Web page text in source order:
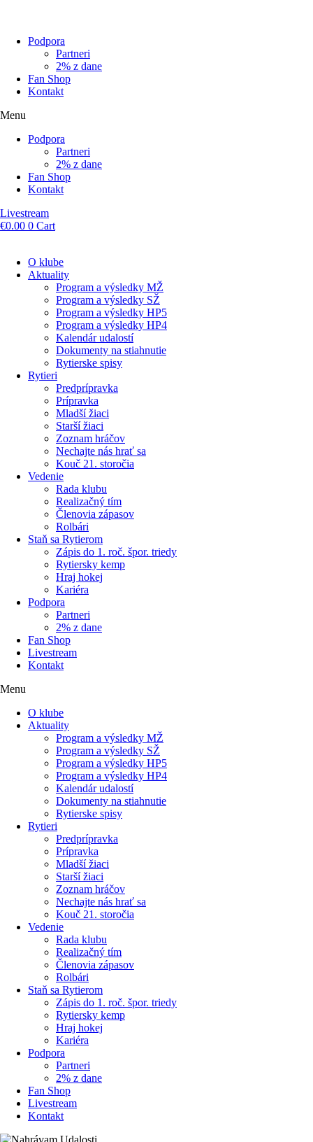
Podpora
Partneri
2% z dane
Fan Shop
Kontakt
Menu
Podpora
Partneri
2% z dane
Fan Shop
Kontakt
Livestream
€0.00 0 Cart
O klube
Aktuality
Program a výsledky MŽ
Program a výsledky SŽ
Program a výsledky HP5
Program a výsledky HP4
Kalendár udalostí
Dokumenty na stiahnutie
Rytierske spisy
Rytieri
Predprípravka
Prípravka
Mladší žiaci
Starší žiaci
Zoznam hráčov
Nechajte nás hrať sa
Kouč 21. storočia
Vedenie
Rada klubu
Realizačný tím
Členovia zápasov
Rolbári
Staň sa Rytierom
Zápis do 1. roč. špor. triedy
Rytiersky kemp
Hraj hokej
Kariéra
Podpora
Partneri
2% z dane
Fan Shop
Livestream
Kontakt
Menu
O klube
Aktuality
Program a výsledky MŽ
Program a výsledky SŽ
Program a výsledky HP5
Program a výsledky HP4
Kalendár udalostí
Dokumenty na stiahnutie
Rytierske spisy
Rytieri
Predprípravka
Prípravka
Mladší žiaci
Starší žiaci
Zoznam hráčov
Nechajte nás hrať sa
Kouč 21. storočia
Vedenie
Rada klubu
Realizačný tím
Členovia zápasov
Rolbári
Staň sa Rytierom
Zápis do 1. roč. špor. triedy
Rytiersky kemp
Hraj hokej
Kariéra
Podpora
Partneri
2% z dane
Fan Shop
Livestream
Kontakt